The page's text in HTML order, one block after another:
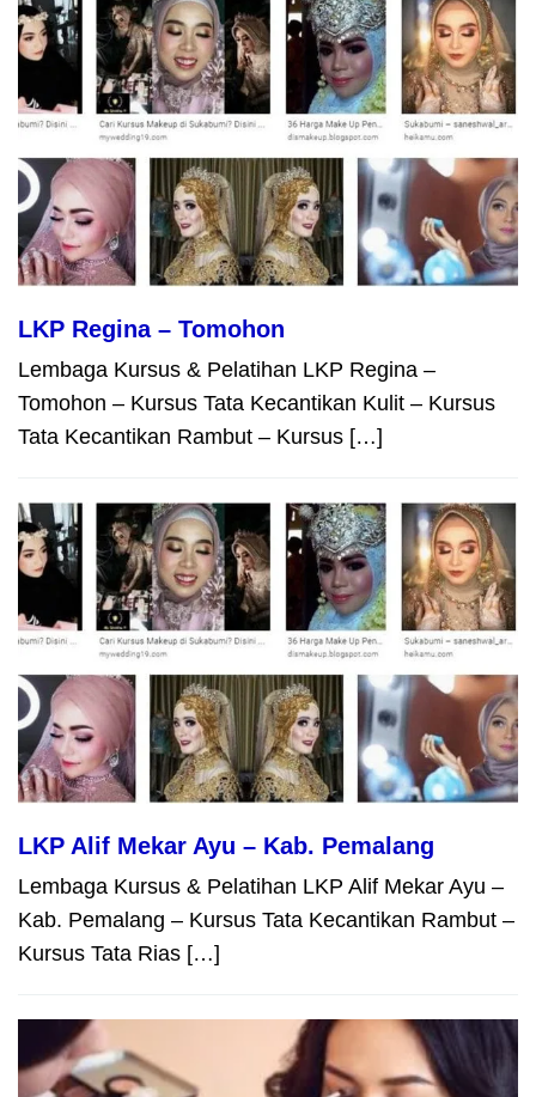
LKP Regina – Tomohon
Lembaga Kursus & Pelatihan LKP Regina –
Tomohon – Kursus Tata Kecantikan Kulit – Kursus
Tata Kecantikan Rambut – Kursus […]
LKP Alif Mekar Ayu – Kab. Pemalang
Lembaga Kursus & Pelatihan LKP Alif Mekar Ayu –
Kab. Pemalang – Kursus Tata Kecantikan Rambut –
Kursus Tata Rias […]